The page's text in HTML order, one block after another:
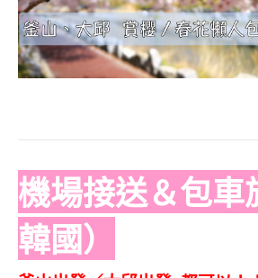
機場接送＆包車
韓國）